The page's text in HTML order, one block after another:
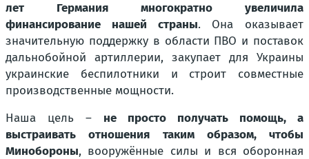
лет Германия многократно увеличила
финансирование нашей страны. Она оказывает
значительную поддержку в области ПВО и поставок
дальнобойной артиллерии, закупает для Украины
украинские беспилотники и строит совместные
производственные мощности.
Наша цель – не просто получать помощь, а
выстраивать отношения таким образом, чтобы
Минобороны, вооружённые силы и вся оборонная